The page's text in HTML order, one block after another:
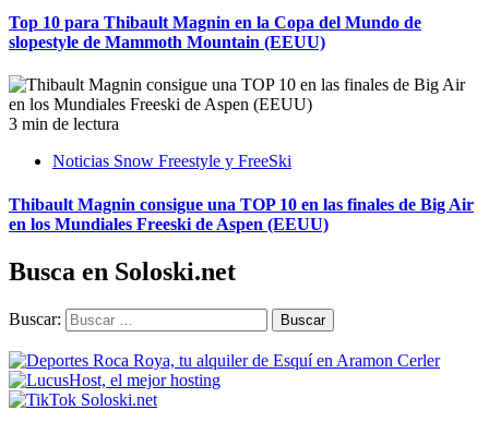
Top 10 para Thibault Magnin en la Copa del Mundo de
slopestyle de Mammoth Mountain (EEUU)
3 min de lectura
Noticias Snow Freestyle y FreeSki
Thibault Magnin consigue una TOP 10 en las finales de Big Air
en los Mundiales Freeski de Aspen (EEUU)
Busca en Soloski.net
Buscar: